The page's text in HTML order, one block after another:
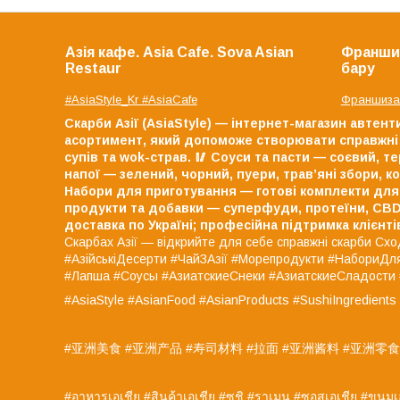
Азія кафе. Asia Cafe. Sova Asian
Restaur
#AsiaStyle_Kr #AsiaCafe
бару
Скарби Азії (AsiaStyle) — інтернет-магазин
асортимент, який допоможе створювати
супів та wok-страв. 🥢 Соуси та пасти — соєвий,
напої — зелений, чорний, пуери, трав’яні збори,
Набори для приготування — готові комплекти для
продукти та добавки — суперфуди, протеїни,
доставка по Україні; професійна підтримка
Скарбах Азії — відкрийте для себе справжні скарби
#АзійськіДесерти #ЧайЗАзії #Морепродукти
#Лапша #Соусы #АзиатскиеСнеки
#AsiaStyle #AsianFood #AsianProducts
#亚洲美食 #亚洲产品 #寿司材料 #拉面 #亚洲酱料 #亚洲零
#อาหารเอเชีย #สินค้าเอเชีย #ซูชิ #ราเมน #ซอสเอเชีย #ขน